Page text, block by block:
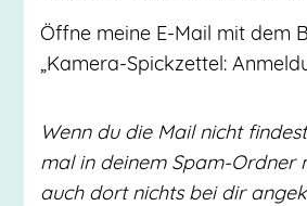
Öffne meine E-Mail mit dem
„Kamera-Spickzettel:
Wenn du die Mail nicht
mal in deinem Spam-Ordner
auch dort nichts bei dir